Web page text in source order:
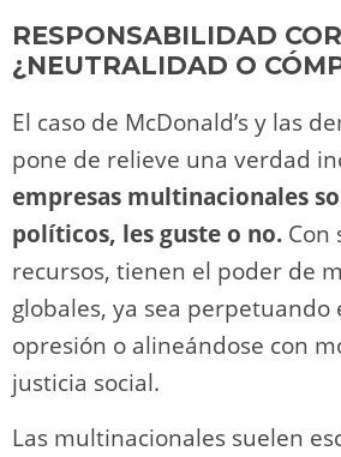
RESPONSABILIDAD
¿NEUTRALIDAD O
El caso de McDonald’s y las
pone de relieve una verdad
empresas multinacionales
políticos, les guste o no. Con
recursos, tienen el poder de
globales, ya sea perpetuando
opresión o alineándose con
justicia social.
Las multinacionales suelen